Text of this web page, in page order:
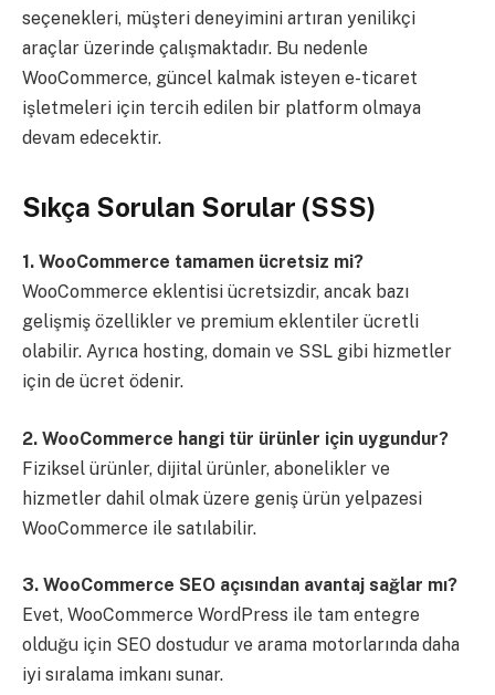
seçenekleri, müşteri deneyimini artıran yenilikçi
araçlar üzerinde çalışmaktadır. Bu nedenle
WooCommerce, güncel kalmak isteyen e-ticaret
işletmeleri için tercih edilen bir platform olmaya
devam edecektir.
Sıkça Sorulan Sorular (SSS)
1. WooCommerce tamamen ücretsiz mi?
WooCommerce eklentisi ücretsizdir, ancak bazı
gelişmiş özellikler ve premium eklentiler ücretli
olabilir. Ayrıca hosting, domain ve SSL gibi hizmetler
için de ücret ödenir.
2. WooCommerce hangi tür ürünler için uygundur?
Fiziksel ürünler, dijital ürünler, abonelikler ve
hizmetler dahil olmak üzere geniş ürün yelpazesi
WooCommerce ile satılabilir.
3. WooCommerce SEO açısından avantaj sağlar mı?
Evet, WooCommerce WordPress ile tam entegre
olduğu için SEO dostudur ve arama motorlarında daha
iyi sıralama imkanı sunar.